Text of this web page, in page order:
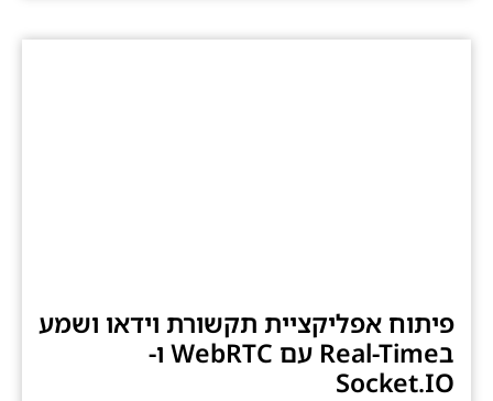
פיתוח אפליקציית תקשורת וידאו ושמע
בReal-Time עם WebRTC ו-
Socket.IO